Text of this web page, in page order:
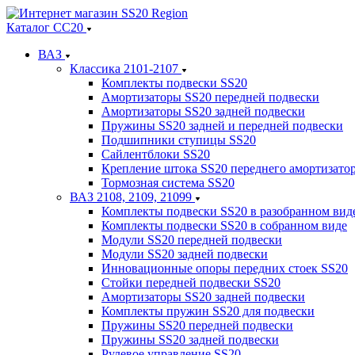
Каталог СС20
ВАЗ
Классика 2101-2107
Комплекты подвески SS20
Амортизаторы SS20 передней подвески
Амортизаторы SS20 задней подвески
Пружины SS20 задней и передней подвески
Подшипники ступицы SS20
Сайлентблоки SS20
Крепление штока SS20 переднего
Тормозная система SS20
ВАЗ 2108, 2109, 21099
Комплекты подвески SS20 в разобранном
Комплекты подвески SS20 в собранном виде
Модули SS20 передней подвески
Модули SS20 задней подвески
Инновационные опоры передних стоек SS20
Стойки передней подвески SS20
Амортизаторы SS20 задней подвески
Комплекты пружин SS20 для подвески
Пружины SS20 передней подвески
Пружины SS20 задней подвески